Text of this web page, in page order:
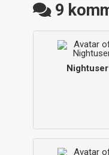
9
Nightuser